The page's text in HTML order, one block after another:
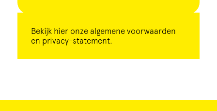
Bekijk hier onze algemene voorwaarden
en privacy-statement.